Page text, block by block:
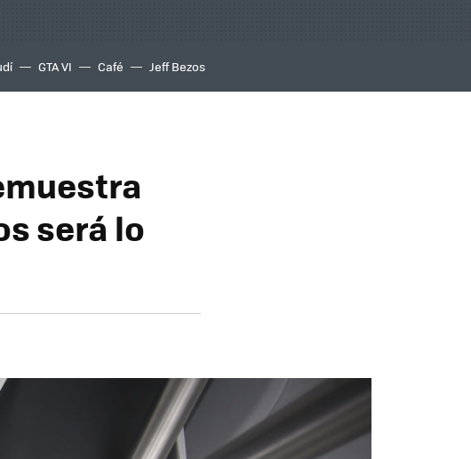
GTA VI Café Jeff Bezos
será lo